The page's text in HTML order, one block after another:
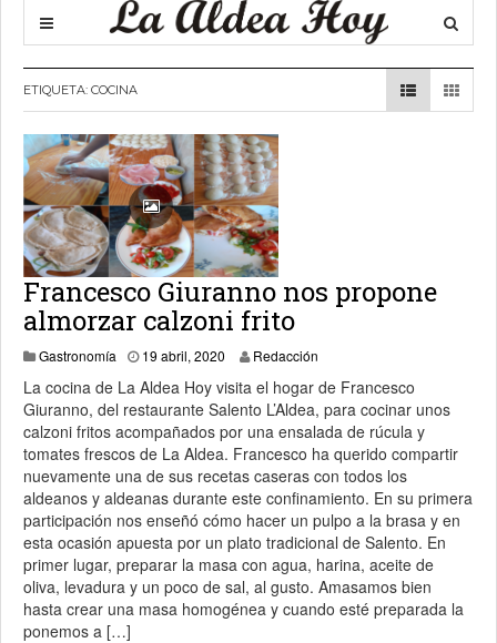
ETIQUETA: COCINA
Francesco Giuranno nos propone
almorzar calzoni frito
Gastronomía 19 abril, 2020 20 abril, 2020
Redacción
La cocina de La Aldea Hoy visita el hogar de Francesco
Giuranno, del restaurante Salento L’Aldea, para cocinar unos
calzoni fritos acompañados por una ensalada de rúcula y
tomates frescos de La Aldea. Francesco ha querido compartir
nuevamente una de sus recetas caseras con todos los
aldeanos y aldeanas durante este confinamiento. En su primera
participación nos enseñó cómo hacer un pulpo a la brasa y en
esta ocasión apuesta por un plato tradicional de Salento. En
primer lugar, preparar la masa con agua, harina, aceite de
oliva, levadura y un poco de sal, al gusto. Amasamos bien
hasta crear una masa homogénea y cuando esté preparada la
ponemos a […]